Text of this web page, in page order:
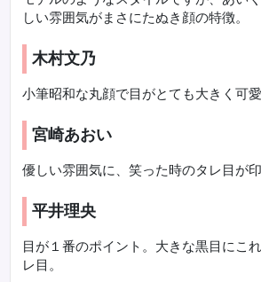
しい雰囲気がまさにたぬき顔の特徴。
木村文乃
小筆昭和な丸顔で目がとても大きく可
宮崎あおい
優しい雰囲気に、笑った時のタレ目が印
平井理央
目が１番のポイント。大きな黒目にこ
レ目。